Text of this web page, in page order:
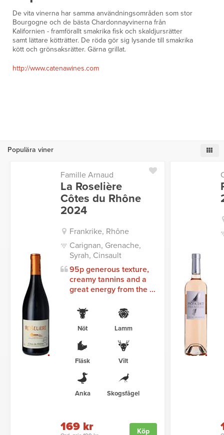
De vita vinerna har samma användningsområden som stor
Bourgogne och de bästa Chardonnayvinerna från
Kalifornien - framförallt smakrika fisk och skaldjursrätter
samt lättare kötträtter. De röda gör sig lysande till smakrika
kött och grönsaksrätter. Gärna grillat.
http://www.catenawines.com
Populära viner
Famille Arnaud
La Roselière
Côtes du Rhône
2024
Frankrike, Rhône
Carignan, Grenache,
Syrah, Cinsault
95p generous texture,
creamy tannins and a
great energy from the ...
Nöt Lamm
Fläsk Vilt
Anka Skogsfågel
169 kr Köp